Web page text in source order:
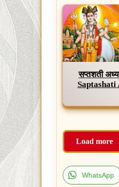
सप्तशती
Saptashati
Load more
WhatsApp